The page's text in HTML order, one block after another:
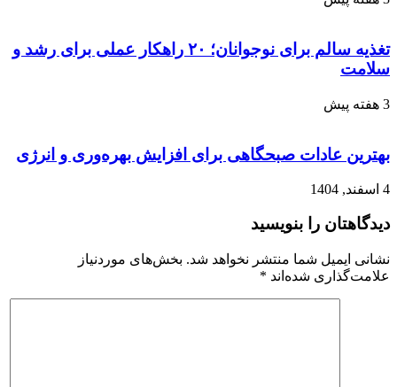
تغذیه سالم برای نوجوانان؛ ۲۰ راهکار عملی برای رشد و
سلامت
3 هفته پیش
بهترین عادات صبحگاهی برای افزایش بهره‌وری و انرژی
4 اسفند, 1404
دیدگاهتان را بنویسید
نشانی ایمیل شما منتشر نخواهد شد. بخش‌های موردنیاز
علامت‌گذاری شده‌اند *